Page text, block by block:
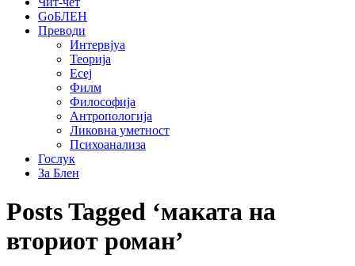
GoБЛЕН
Преводи
Интервјуа
Теорија
Есеј
Филм
Философија
Антропологија
Ликовна уметност
Психоанализа
Гослук
За Блен
Posts Tagged ‘маката на
вториот роман’